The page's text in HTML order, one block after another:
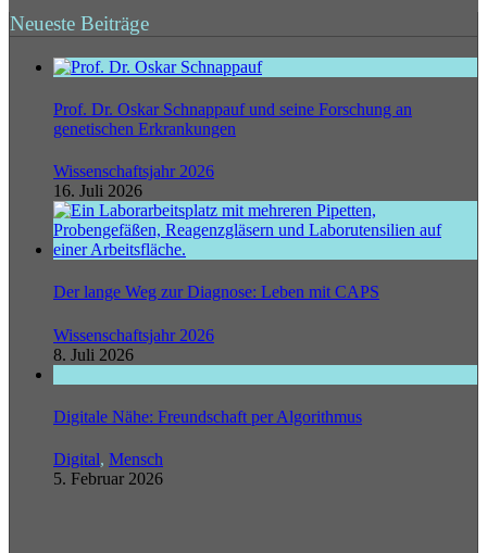
Neueste Beiträge
Prof. Dr. Oskar Schnappauf und seine Forschung an
genetischen Erkrankungen
Wissenschaftsjahr 2026
16. Juli 2026
Der lange Weg zur Diagnose: Leben mit CAPS
Wissenschaftsjahr 2026
8. Juli 2026
Digitale Nähe: Freundschaft per Algorithmus
Digital, Mensch
5. Februar 2026